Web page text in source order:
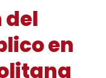
del
en